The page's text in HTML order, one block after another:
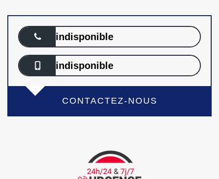
indisponible
indisponible
CONTACTEZ-NOUS